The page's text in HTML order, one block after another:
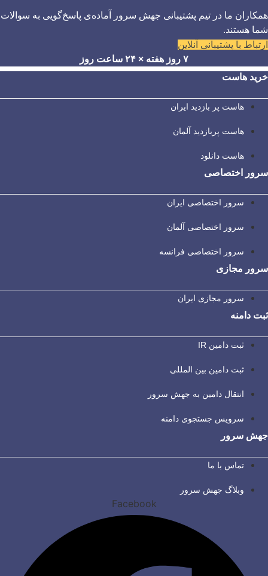
همکاران ما در تیم پشتیبانی جهش سرور آماده‌ی پاسخ‌گویی به سوالات
شما هستند.
ارتباط با پشتیبانی آنلاین
۷ روز هفته × ۲۴ ساعت روز
خرید هاست
هاست پر بازدید ایران
هاست پربازدید آلمان
هاست دانلود
سرور اختصاصی
سرور اختصاصی ایران
سرور اختصاصی آلمان
سرور اختصاصی فرانسه
سرور مجازی
سرور مجازی ایران
ثبت دامنه
ثبت دامین IR
ثبت دامین بین المللی
انتقال دامین به جهش سرور
سرویس جستجوی دامنه
جهش سرور
تماس با ما
وبلاگ جهش سرور
Facebook